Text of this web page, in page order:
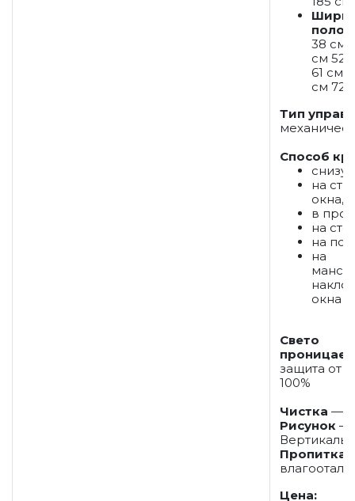
38 см
см 52
61 см
см 72
Тип
Способ
на
окна,
в
на
на
на
окна
Свето
защита от
100%
Чистка —
Рисунок —
Пропитка
Цена: